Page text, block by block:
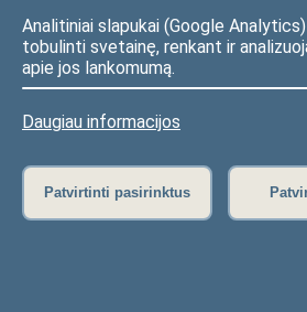
Analitiniai slapukai (Google
tobulinti svetainę, renkant ir
apie jos lankomumą.
Daugiau informacijos
Patvirtinti pasirinktus
Pradžia>Seimo
Seimo
PROJEKTAS